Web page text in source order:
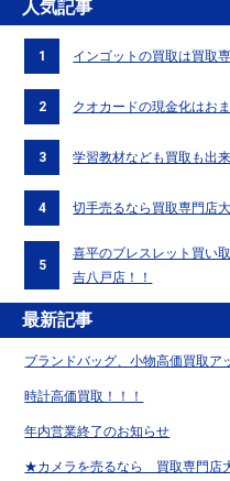
人気記事
1 インゴットの買取は買取
2 クオカードの現金化はお
3 学習教材なども買取も出来
4 切手売るなら買取専門店
5
喜平のブレスレット買い
吉八戸店！！
最新記事
ブランドバッグ、小物高価買取ア
時計高価買取！！！
年内営業終了のお知らせ
★カメラを売るなら 買取専門店